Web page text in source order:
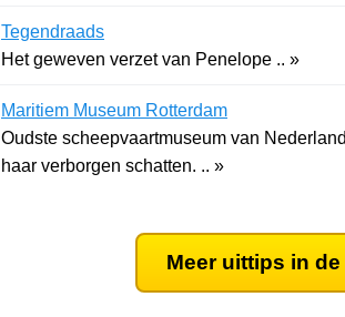
Tegendraads
Het geweven verzet van Penelope .. »
Maritiem Museum Rotterdam
Oudste scheepvaartmuseum van
haar verborgen schatten. .. »
Meer uittips in